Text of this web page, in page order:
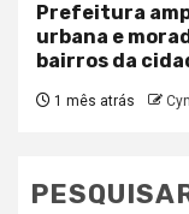
Prefeitura
urbana e
bairros da
1 mês atrás